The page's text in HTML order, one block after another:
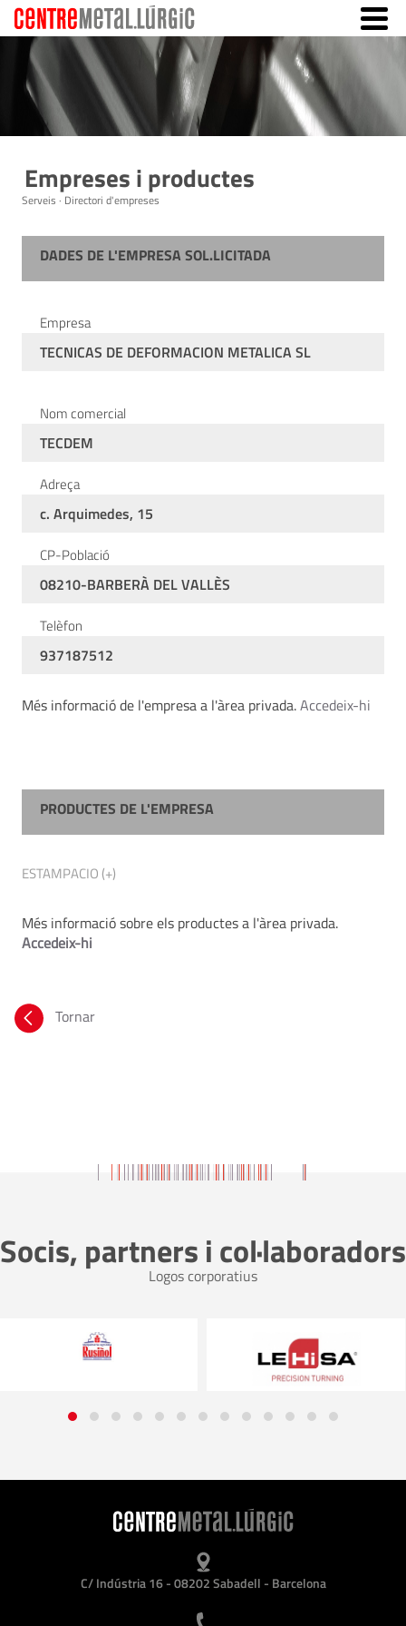
Empreses i productes
Serveis · Directori d'empreses
DADES DE L'EMPRESA SOL.LICITADA
Empresa
TECNICAS DE DEFORMACION METALICA SL
Nom comercial
TECDEM
Adreça
c. Arquimedes, 15
CP-Població
08210-BARBERÀ DEL VALLÈS
Telèfon
937187512
Més informació de l'empresa a l'àrea privada.Accedeix-hi
PRODUCTES DE L'EMPRESA
ESTAMPACIO (+)
Més informació sobre els productes a l'àrea privada.
Accedeix-hi
Tornar
Socis, partners i col·laboradors
Logos corporatius
C/ Indústria 16 - 08202 Sabadell - Barcelona